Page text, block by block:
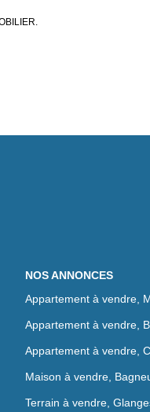
NOS ANNONCES
Appartement à vendre,
Appartement à vendre,
Appartement à vendre,
Maison à vendre,
Terrain à vendre,